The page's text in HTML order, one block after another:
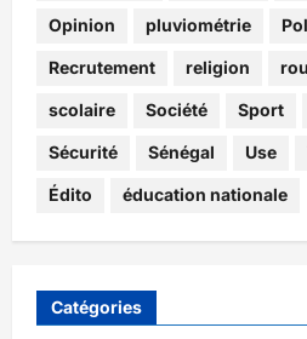
Opinion pluviométrie
Recrutement religion
scolaire Société Sport
Sécurité Sénégal Use
Édito éducation nationale
Catégories